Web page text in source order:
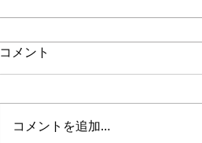
コメント
コメントを追加…